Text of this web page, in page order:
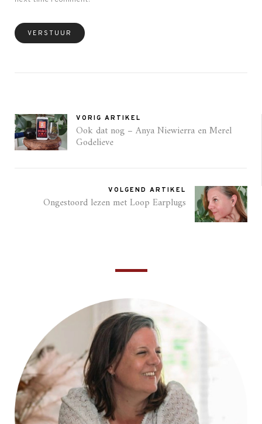
VORIG ARTIKEL
Ook dat nog – Anya Niewierra en Merel
Godelieve
VOLGEND ARTIKEL
Ongestoord lezen met Loop Earplugs